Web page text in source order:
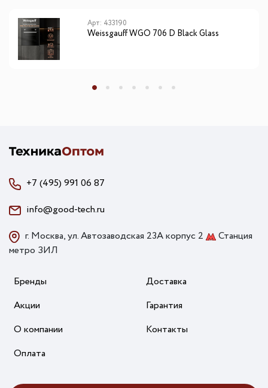
Арт: 433190
Weissgauff WGO 706 D Black Glass
+7 (495) 991 06 87
info@good-tech.ru
г. Москва, ул. Автозаводская 23А корпус 2
Станция
метро ЗИЛ
Бренды
Акции
О компании
Оплата
Доставка
Гарантия
Контакты